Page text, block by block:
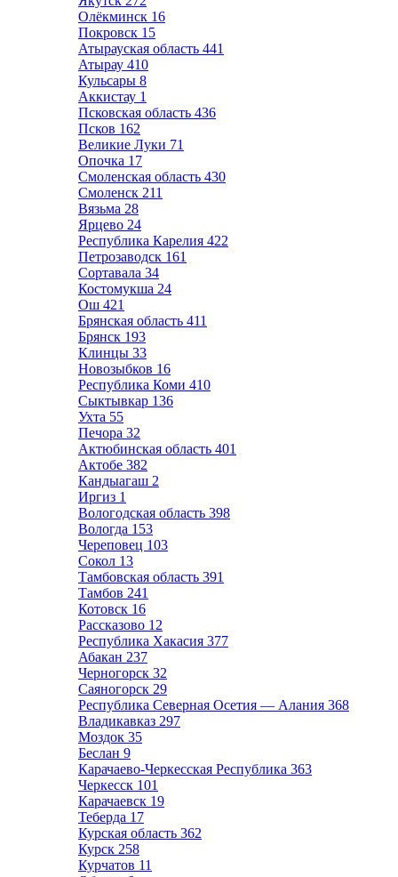
Олёкминск 16
Покровск 15
Атырауская область 441
Атырау 410
Кульсары 8
Аккистау 1
Псковская область 436
Псков 162
Великие Луки 71
Опочка 17
Смоленская область 430
Смоленск 211
Вязьма 28
Ярцево 24
Республика Карелия 422
Петрозаводск 161
Сортавала 34
Костомукша 24
Ош 421
Брянская область 411
Брянск 193
Клинцы 33
Новозыбков 16
Республика Коми 410
Сыктывкар 136
Ухта 55
Печора 32
Актюбинская область 401
Актобе 382
Кандыагаш 2
Иргиз 1
Вологодская область 398
Вологда 153
Череповец 103
Сокол 13
Тамбовская область 391
Тамбов 241
Котовск 16
Рассказово 12
Республика Хакасия 377
Абакан 237
Черногорск 32
Саяногорск 29
Республика Северная Осетия — Алания 368
Владикавказ 297
Моздок 35
Беслан 9
Карачаево-Черкесская Республика 363
Черкесск 101
Карачаевск 19
Теберда 17
Курская область 362
Курск 258
Курчатов 11